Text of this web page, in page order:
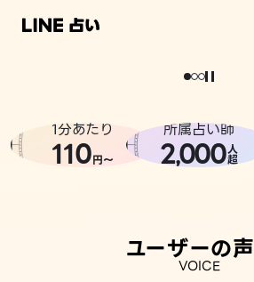
相談事例
どうせなら
。
1分あたり
110円〜
所属占い師
2,000人
超
ユーザーの声
VOICE